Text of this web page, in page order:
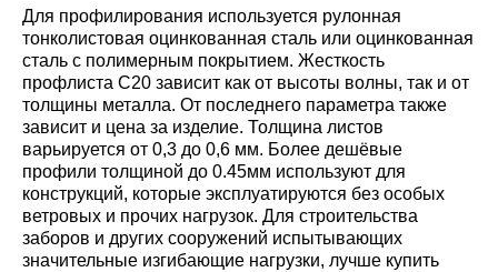
Для профилирования используется рулонная
тонколистовая оцинкованная сталь или оцинкованная
сталь с полимерным покрытием. Жесткость
профлиста С20 зависит как от высоты волны, так и от
толщины металла. От последнего параметра также
зависит и цена за изделие. Толщина листов
варьируется от 0,3 до 0,6 мм. Более дешёвые
профили толщиной до 0.45мм используют для
конструкций, которые эксплуатируются без особых
ветровых и прочих нагрузок. Для строительства
заборов и других сооружений испытывающих
значительные изгибающие нагрузки, лучше купить